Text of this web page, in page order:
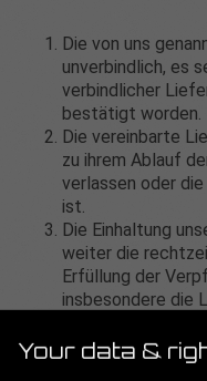
Die von uns
unverbindlich, es
verbindlicher
bestätigt worden.
Die vereinbarte
zu ihrem Ablauf
verlassen oder
ist.
Die Einhaltung
weiter die
Erfüllung der
insbesondere die
vereinbarter
erfüllten Vertrags
Your data &